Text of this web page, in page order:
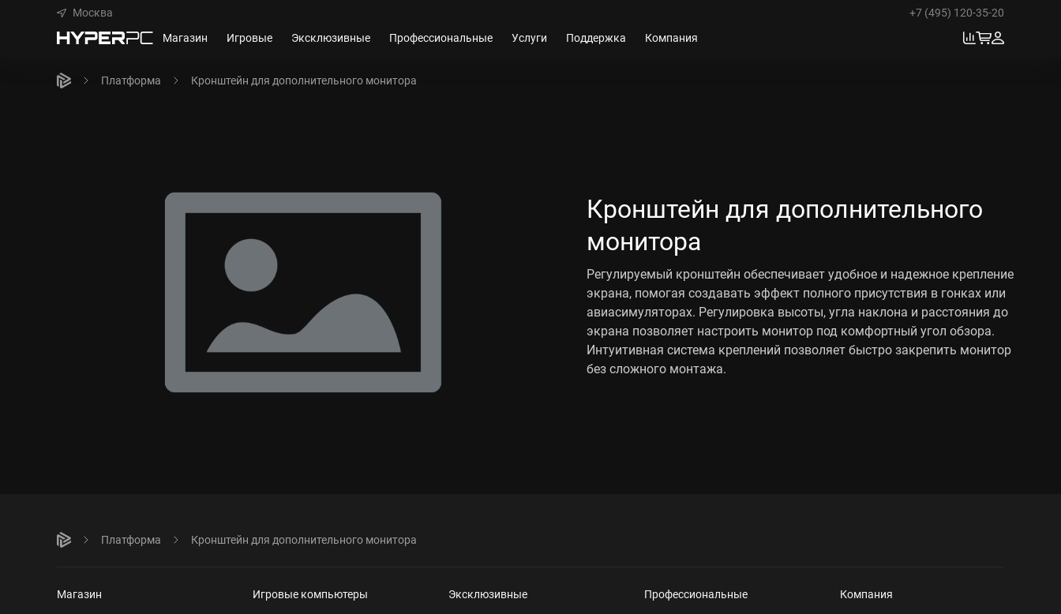
Москва
+7 (495) 120-35-20
Магазин
Игровые Эксклюзивные Профессиональные Услуги Поддержка Компания
Платформа Кронштейн для дополнительного монитора
Кронштейн для дополнительного
монитора
Регулируемый кронштейн обеспечивает удобное и надежное крепление
экрана, помогая создавать эффект полного присутствия в гонках или
авиасимуляторах. Регулировка высоты, угла наклона и расстояния до
экрана позволяет настроить монитор под комфортный угол обзора.
Интуитивная система креплений позволяет быстро закрепить монитор
без сложного монтажа.
Платформа Кронштейн для дополнительного монитора
Магазин
Игровые компьютеры
Эксклюзивные
Профессиональные
Компания